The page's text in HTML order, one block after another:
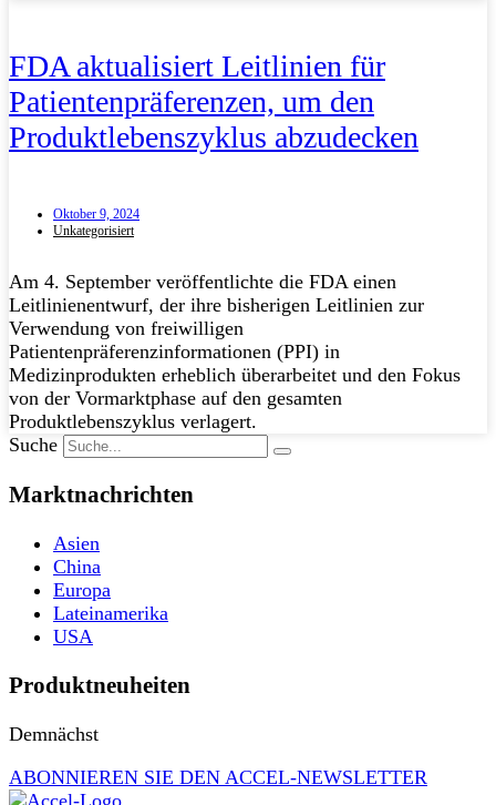
FDA aktualisiert Leitlinien für
Patientenpräferenzen, um den
Produktlebenszyklus abzudecken
Oktober 9, 2024
Unkategorisiert
Am 4. September veröffentlichte die FDA einen
Leitlinienentwurf, der ihre bisherigen Leitlinien zur
Verwendung von freiwilligen
Patientenpräferenzinformationen (PPI) in
Medizinprodukten erheblich überarbeitet und den Fokus
von der Vormarktphase auf den gesamten
Produktlebenszyklus verlagert.
Suche
Marktnachrichten
Asien
China
Europa
Lateinamerika
USA
Produktneuheiten
Demnächst
ABONNIEREN SIE DEN ACCEL-NEWSLETTER